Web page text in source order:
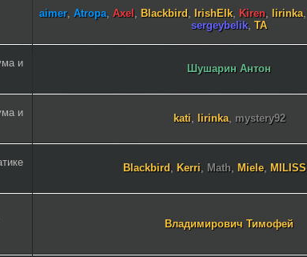
aimer, Atropa, Axel, Blackbird, IrishElk, Kiren, lirinka,
sergeybelik, TA
и
Шушарин Антон
и
kati, lirinka, mystery92
Blackbird Kerri Math Miele, MILISS
Владимирович Тимофей